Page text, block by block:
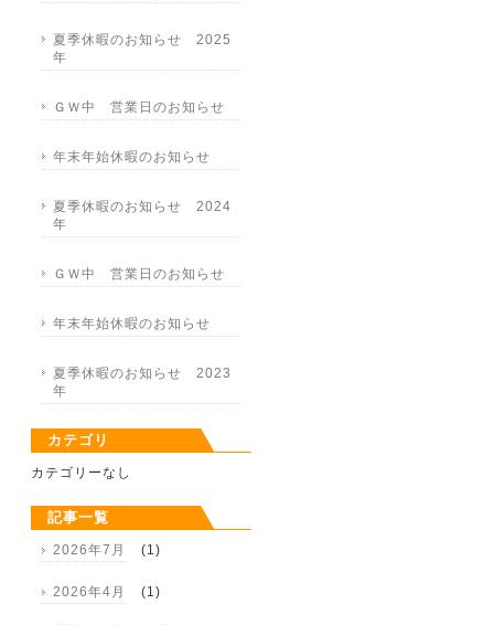
夏季休暇のお知らせ 2025
年
ＧＷ中 営業日のお知らせ
年末年始休暇のお知らせ
夏季休暇のお知らせ 2024
年
ＧＷ中 営業日のお知らせ
年末年始休暇のお知らせ
夏季休暇のお知らせ 2023
年
カテゴリ
カテゴリーなし
記事一覧
2026年7月 (1)
2026年4月 (1)